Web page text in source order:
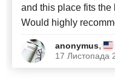
and this place fits the
Would highly
anonymus,
17 Листопада